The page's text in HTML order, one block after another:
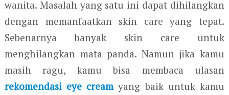
wanita. Masalah yang satu ini dapat dihilangkan
dengan memanfaatkan skin care yang tepat.
Sebenarnya banyak skin care untuk
menghilangkan mata panda. Namun jika kamu
masih ragu, kamu bisa membaca ulasan
rekomendasi eye cream yang baik untuk kamu